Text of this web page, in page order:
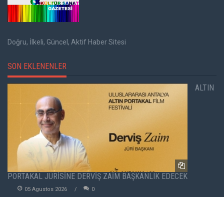
Doğru, İlkeli, Güncel, Aktif Haber Sitesi
SON EKLENENLER
ALTIN
PORTAKAL JÜRİSİNE DERVİŞ ZAİM BAŞKANLIK EDECEK
05 Agustos 2026 0